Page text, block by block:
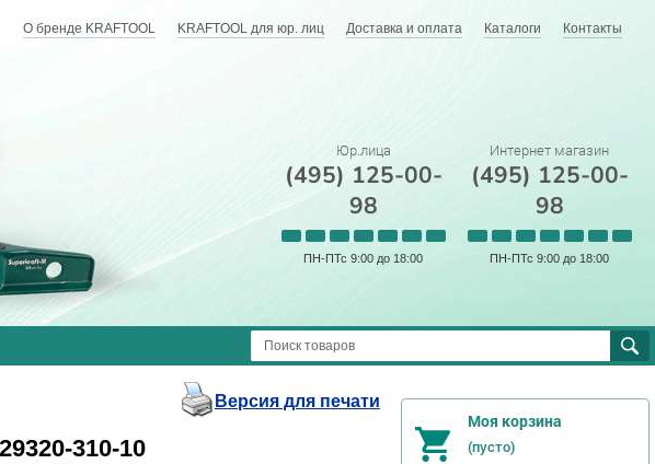
О бренде KRAFTOOL KRAFTOOL для юр. лиц Доставка и оплата Каталоги Контакты
Юр.лица
(495) 125-00-
98
ПН-ПТс 9:00 до 18:00
Интернет магазин
(495) 125-00-
98
ПН-ПТс 9:00 до 18:00
Версия для печати
310-10
Моя корзина
(пусто)